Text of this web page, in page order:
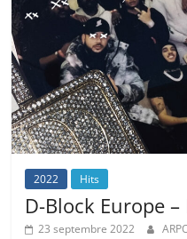
2022 Hits
D-Block Europe
23 septembre 2022